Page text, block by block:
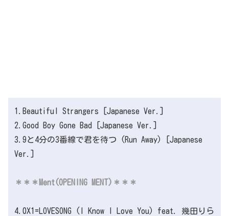
1.Beautiful Strangers [Japanese Ver.]
2.Good Boy Gone Bad [Japanese Ver.]
3.9と4分の3番線で君を待つ (Run Away) [Japanese
Ver.]
＊＊＊Ment(OPENING MENT)＊＊＊
4.0X1=LOVESONG (I Know I Love You) feat. 幾田りら